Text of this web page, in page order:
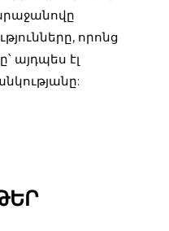
որոնց
այդպես էլ